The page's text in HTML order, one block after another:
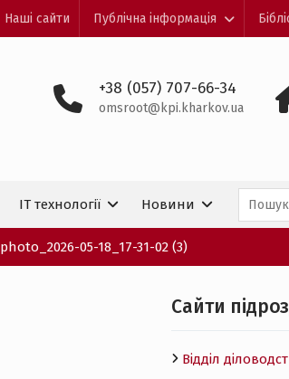
Наші сайти Публічна інформація
+38 (057) 707-66-34
omsroot@kpi.kharkov.ua
IT технологiї Новини
Пошук:
photo_2026-05-18_17-31-02 (3)
Cайти
Відділ